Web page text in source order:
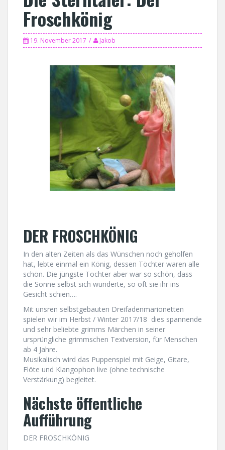
Froschkönig
19. November 2017 Jakob
DER FROSCHKÖNIG
In den alten Zeiten als das Wünschen noch geholfen
hat, lebte einmal ein König, dessen Töchter waren alle
schön. Die jüngste Tochter aber war so schön, dass
die Sonne selbst sich wunderte, so oft sie ihr ins
Gesicht schien….
Mit unsren selbstgebauten Dreifadenmarionetten
spielen wir im Herbst / Winter 2017/18 dies spannende
und sehr beliebte grimms Märchen in seiner
ursprüngliche grimmschen Textversion, für Menschen
ab 4 Jahre.
Musikalisch wird das Puppenspiel mit Geige, Gitare,
Flöte und Klangophon live (ohne technische
Verstärkung) begleitet.
Nächste öffentliche
Aufführung
DER FROSCHKÖNIG